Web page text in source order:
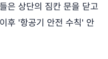
은 상단의 짐칸 문을 닫고
후 '항공기 안전 수칙' 안